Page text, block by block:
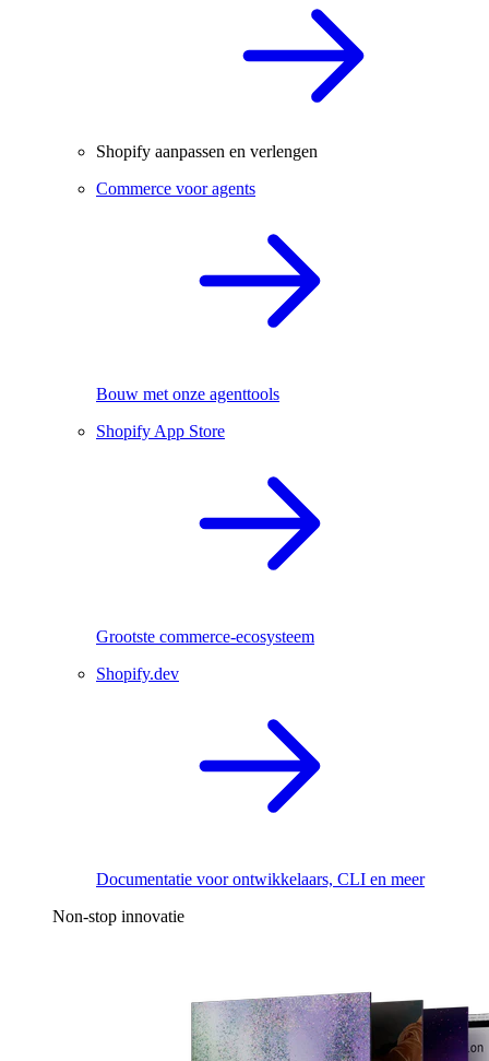
Shopify aanpassen en verlengen
Commerce voor agents
Bouw met onze agenttools
Shopify App Store
Grootste commerce-ecosysteem
Shopify.dev
Documentatie voor ontwikkelaars, CLI en meer
Non-stop innovatie